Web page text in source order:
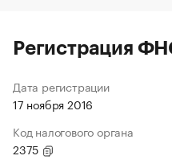
Регистрация
Дата регистрации
17 ноября 2016
Код налогового органа
2375